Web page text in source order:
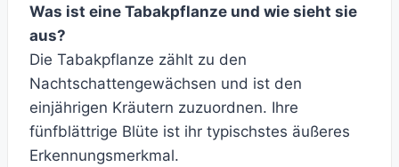
Was ist eine Tabakpflanze und wie sieht sie
aus?
Die Tabakpflanze zählt zu den
Nachtschattengewächsen und ist den
einjährigen Kräutern zuzuordnen. Ihre
fünfblättrige Blüte ist ihr typischstes äußeres
Erkennungsmerkmal.